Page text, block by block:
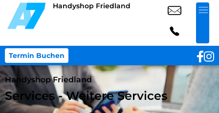
Handyshop Friedland
Termin Buchen
Handyshop Friedland
Services - Weitere Services